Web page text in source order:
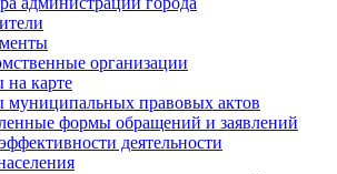
организации
на карте
муниципальных правовых актов
формы обращений и заявлений
деятельности